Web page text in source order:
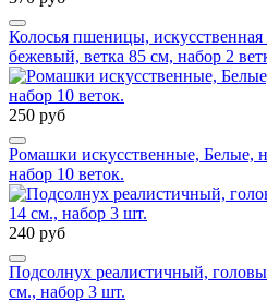
Колосья пшеницы, искусственная
бежевый, ветка 85 см, набор 2
250 руб
Ромашки искусственные, Белые,
набор 10 веток.
240 руб
Подсолнух реалистичный,
см., набор 3 шт.